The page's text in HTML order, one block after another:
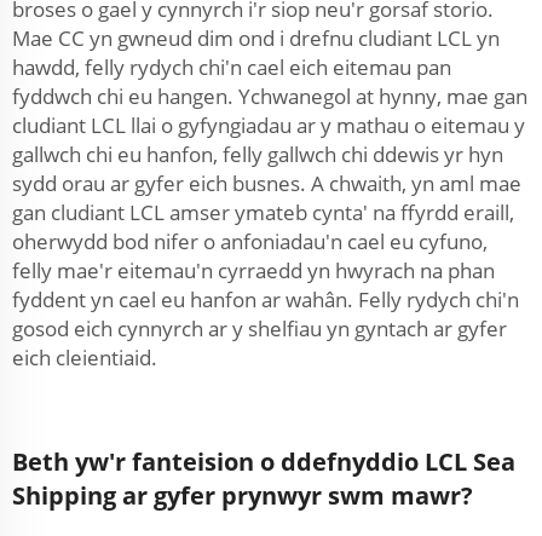
broses o gael y cynnyrch i'r siop neu'r gorsaf storio.
Mae CC yn gwneud dim ond i drefnu cludiant LCL yn
hawdd, felly rydych chi'n cael eich eitemau pan
fyddwch chi eu hangen. Ychwanegol at hynny, mae gan
cludiant LCL llai o gyfyngiadau ar y mathau o eitemau y
gallwch chi eu hanfon, felly gallwch chi ddewis yr hyn
sydd orau ar gyfer eich busnes. A chwaith, yn aml mae
gan cludiant LCL amser ymateb cynta' na ffyrdd eraill,
oherwydd bod nifer o anfoniadau'n cael eu cyfuno,
felly mae'r eitemau'n cyrraedd yn hwyrach na phan
fyddent yn cael eu hanfon ar wahân. Felly rydych chi'n
gosod eich cynnyrch ar y shelfiau yn gyntach ar gyfer
eich cleientiaid.
Beth yw'r fanteision o ddefnyddio LCL Sea
Shipping ar gyfer prynwyr swm mawr?